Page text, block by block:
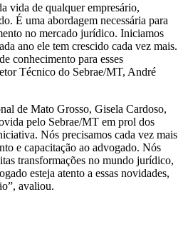
vida de qualquer empresário,
É uma abordagem necessária para
no mercado jurídico. Iniciamos
ano ele tem crescido cada vez mais.
conhecimento para esses
Técnico do Sebrae/MT, André
de Mato Grosso, Gisela Cardoso,
pelo Sebrae/MT em prol dos
Nós precisamos cada vez mais
e capacitação ao advogado. Nós
transformações no mundo jurídico,
esteja atento a essas novidades,
avaliou.